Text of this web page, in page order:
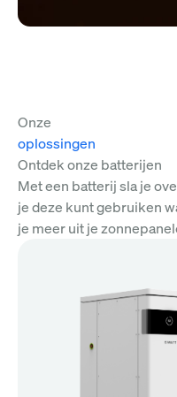
Onze
oplossingen
Ontdek onze batterijen
Met een batterij sla je
je deze kunt gebruiken
je meer uit je